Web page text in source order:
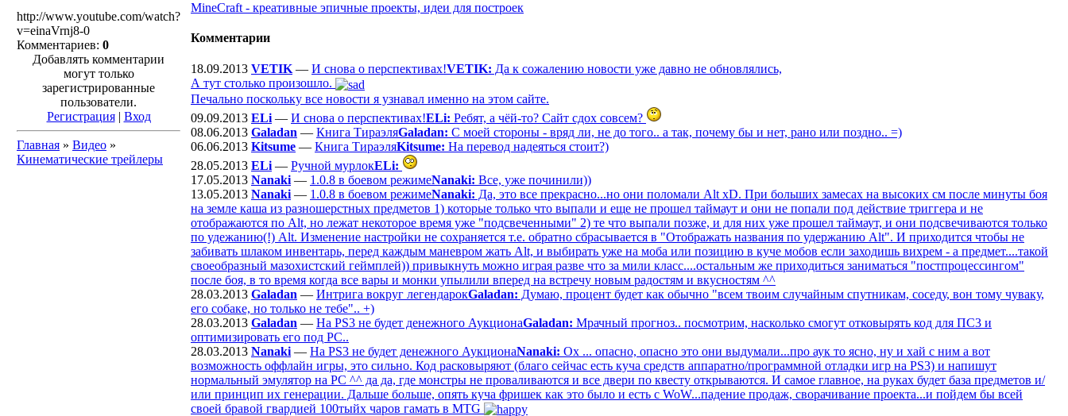
http://www.youtube.com/watch?
v=einaVrnj8-0
Комментариев: 0
Добавлять комментарии
могут только
зарегистрированные
пользователи.
Регистрация| Вход
Главная » Видео »
Кинематические трейлеры
MineCraft - креативные эпичные проекты, идеи для построек
Комментарии
18.09.2013 VETIK — И снова о перспективах!VETIK: Да к сожалению новости уже давно не обновлялись,
А тут столько произошло.
Печально поскольку все новости я узнавал именно на этом сайте.
09.09.2013 ELi — И снова о перспективах!ELi: Ребят, а чёй-то? Сайт сдох совсем?
08.06.2013 Galadan — Книга ТираэляGaladan: С моей стороны - вряд ли, не до того.. а так, почему бы и нет, рано или поздно.. =)
06.06.2013 Kitsume — Книга ТираэляKitsume: На перевод надеяться стоит?)
28.05.2013 ELi — Ручной мурлокELi:
17.05.2013 Nanaki — 1.0.8 в боевом режимеNanaki: Все, уже починили))
13.05.2013 Nanaki — 1.0.8 в боевом режимеNanaki: Да, это все прекрасно...но они поломали Alt xD. При больших замесах на высоких см после минуты боя
на земле каша из разношерстных предметов 1) которые только что выпали и еще не прошел таймаут и они не попали под действие триггера и не
отображаются по Alt, но лежат некоторое время уже "подсвеченными" 2) те что выпали позже, и для них уже прошел таймаут, и они подсвечиваются только
по удежанию(!) Alt. Изменение настройки не сохраняется т.е. обратно сбрасывается в "Отображать названия по удержанию Alt". И приходится чтобы не
забивать шлаком инвентарь, перед каждым маневром жать Alt, и выбирать уже на моба или позицию в куче мобов если заходишь вихрем - а предмет....такой
своеобразный мазохистский геймплей)) привыкнуть можно играя разве что за мили класс....остальным же приходиться заниматься "постпроцессингом"
после боя, в то время когда все вары и монки упылили вперед на встречу новым радостям и вкусностям ^^
28.03.2013 Galadan — Интрига вокруг легендарокGaladan: Думаю, процент будет как обычно "всем твоим случайным спутникам, соседу, вон тому чуваку,
его собаке, но только не тебе".. +)
28.03.2013 Galadan — На PS3 не будет денежного АукционаGaladan: Мрачный прогноз.. посмотрим, насколько смогут отковырять код для ПС3 и
оптимизировать его под РС..
28.03.2013 Nanaki — На PS3 не будет денежного АукционаNanaki: Ох ... опасно, опасно это они выдумали...про аук то ясно, ну и хай с ним а вот
возможность оффлайн игры, это сильно. Код расковыряют (благо сейчас есть куча средств аппаратно/программной отладки игр на PS3) и напишут
нормальный эмулятор на PC ^^ да да, где монстры не проваливаются и все двери по квесту открываются. И самое главное, на руках будет база предметов и/
или принцип их генерации. Дальше больше, опять куча фришек как это было и есть с WoW...падение продаж, сворачивание проекта...и пойдем бы всей
своей бравой гвардией 100тыйх чаров гамать в MTG